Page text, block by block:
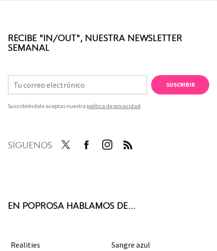
RECIBE "IN/OUT", NUESTRA NEWSLETTER
SEMANAL
SUSCRIBIR
Suscribiéndote aceptas nuestra política de privacidad
SÍGUENOS
EN POPROSA HABLAMOS DE...
Realities Sangre azul